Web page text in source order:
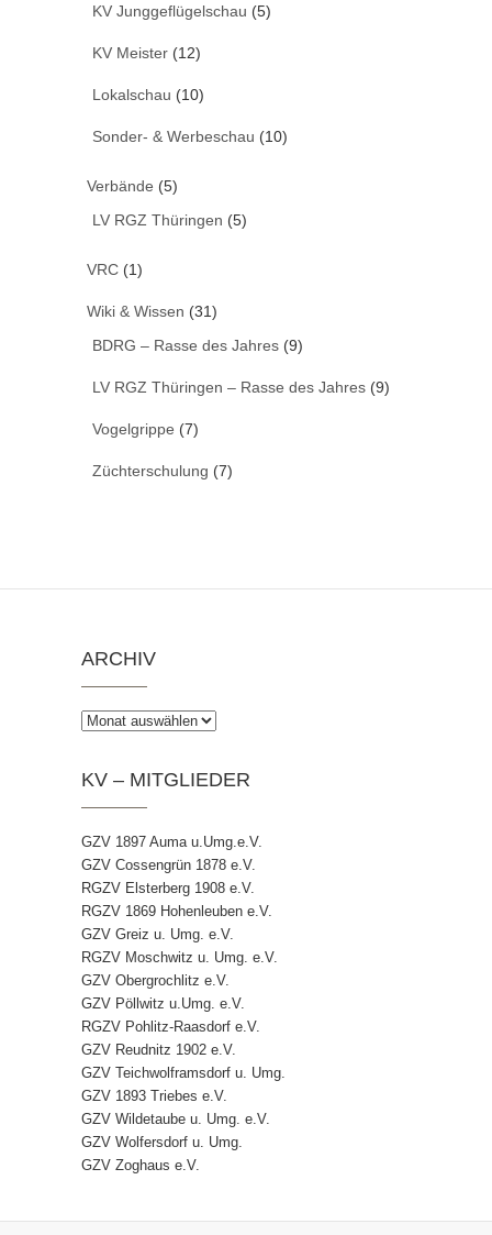
KV Junggeflügelschau (5)
KV Meister (12)
Lokalschau (10)
Sonder- & Werbeschau (10)
Verbände (5)
LV RGZ Thüringen (5)
VRC (1)
Wiki & Wissen (31)
BDRG – Rasse des Jahres (9)
LV RGZ Thüringen – Rasse des Jahres (9)
Vogelgrippe (7)
Züchterschulung (7)
ARCHIV
Archiv
KV – MITGLIEDER
GZV 1897 Auma u.Umg.e.V.
GZV Cossengrün 1878 e.V.
RGZV Elsterberg 1908 e.V.
RGZV 1869 Hohenleuben e.V.
GZV Greiz u. Umg. e.V.
RGZV Moschwitz u. Umg. e.V.
GZV Obergrochlitz e.V.
GZV Pöllwitz u.Umg. e.V.
RGZV Pohlitz-Raasdorf e.V.
GZV Reudnitz 1902 e.V.
GZV Teichwolframsdorf u. Umg.
GZV 1893 Triebes e.V.
GZV Wildetaube u. Umg. e.V.
GZV Wolfersdorf u. Umg.
GZV Zoghaus e.V.